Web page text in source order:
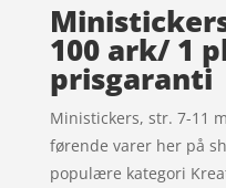
100 ark/ 1
prisgaranti
Ministickers, str. 7-11
førende varer her på
populære kategori